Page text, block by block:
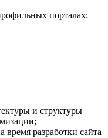
порталах;
и структуры
время разработки сайта